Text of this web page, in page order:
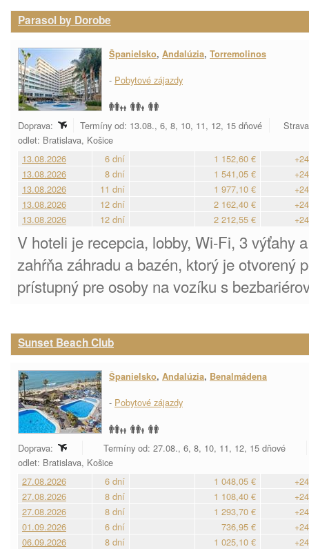
Parasol by Dorobe
Španielsko, Andalúzia, Torremolinos
- Pobytové zájazdy
Doprava: Termíny od: 13.08., 6, 8, 10, 11, 12, 15 dňové
odlet: Bratislava, Košice
13.08.2026
6 dní 1 152,60 €
13.08.2026
8 dní 1 541,05 €
13.08.2026
11 dní 1 977,10 €
13.08.2026
12 dní 2 162,40 €
13.08.2026
12 dní 2 212,55 €
V hoteli je recepcia, lobby, Wi-Fi, 3 výťahy
zahŕňa záhradu a bazén, ktorý je otvorený
prístupný pre osoby na vozíku s
Sunset Beach Club
Španielsko, Andalúzia, Benalmádena
- Pobytové zájazdy
Doprava:
Termíny od: 27.08., 6, 8, 10, 11, 12, 15 dňové
odlet: Bratislava, Košice
27.08.2026
6 dní 1 048,05 €
27.08.2026
8 dní 1 108,40 €
27.08.2026
8 dní 1 293,70 €
01.09.2026
6 dní 736,95 €
06.09.2026
8 dní 1 025,10 €